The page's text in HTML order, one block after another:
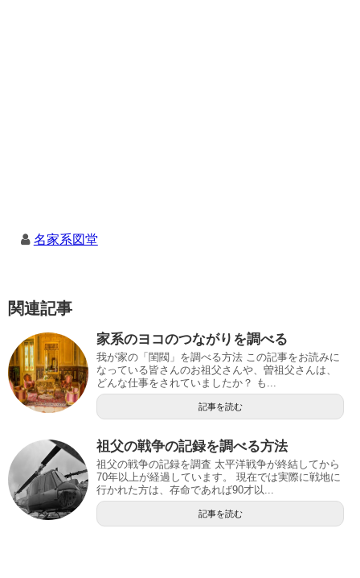
名家系図堂
関連記事
家系のヨコのつながりを調べる
我が家の「閨閥」を調べる方法 この記事をお読みに
なっている皆さんのお祖父さんや、曽祖父さんは、
どんな仕事をされていましたか？ も...
記事を読む
祖父の戦争の記録を調べる方法
祖父の戦争の記録を調査 太平洋戦争が終結してから
70年以上が経過しています。 現在では実際に戦地に
行かれた方は、存命であれば90才以...
記事を読む